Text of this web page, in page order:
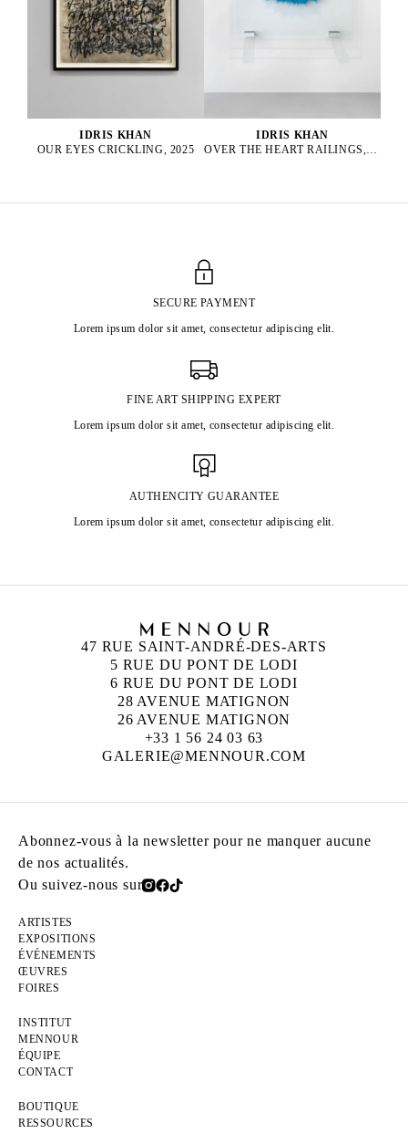
IDRIS KHAN
OUR EYES CRICKLING, 2025
IDRIS KHAN
OVER THE HEART RAILINGS, 2025
SECURE PAYMENT
Lorem ipsum dolor sit amet, consectetur adipiscing elit.
FINE ART SHIPPING EXPERT
Lorem ipsum dolor sit amet, consectetur adipiscing elit.
AUTHENCITY GUARANTEE
Lorem ipsum dolor sit amet, consectetur adipiscing elit.
47 RUE SAINT-ANDRÉ-DES-ARTS
5 RUE DU PONT DE LODI
6 RUE DU PONT DE LODI
28 AVENUE MATIGNON
26 AVENUE MATIGNON
+33 1 56 24 03 63
GALERIE@MENNOUR.COM
Abonnez-vous à la newsletter pour ne manquer aucune
de nos actualités.
Ou suivez-nous sur
ARTISTES
EXPOSITIONS
ÉVÉNEMENTS
ŒUVRES
FOIRES
INSTITUT
MENNOUR
ÉQUIPE
CONTACT
BOUTIQUE
RESSOURCES